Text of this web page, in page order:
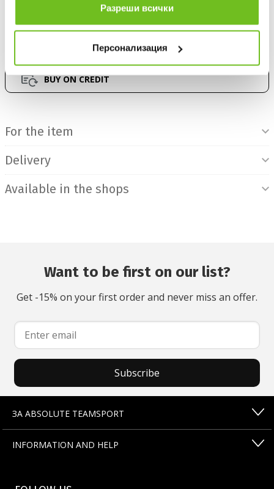
Разреши всички
Персонализация
БЕЗПЛАТНА ДОСТАВКА НАД 50 €.
ВИЖ ПОВЕЧЕ
30 DAYS FREE RETURN
BUY ON CREDIT
For the item
Delivery
Available in the shops
Want to be first on our list?
Get -15% on your first order and never miss an offer.
Subscribe
ЗА ABSOLUTE TEAMSPORT
INFORMATION AND HELP